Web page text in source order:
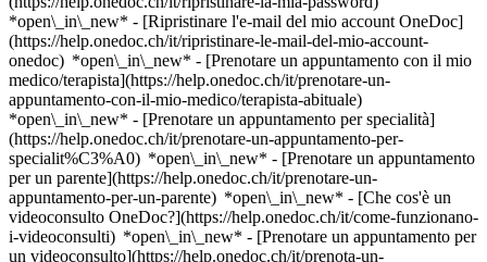
*open\_in\_new* - [Ripristinare l'e-mail del mio account OneDoc]
(https://help.onedoc.ch/it/ripristinare-le-mail-del-mio-account-
onedoc) *open\_in\_new* - [Prenotare un appuntamento con il mio
medico/terapista](https://help.onedoc.ch/it/prenotare-un-
appuntamento-con-il-mio-medico/terapista-abituale)
*open\_in\_new* - [Prenotare un appuntamento per specialità]
(https://help.onedoc.ch/it/prenotare-un-appuntamento-per-
specialit%C3%A0) *open\_in\_new* - [Prenotare un appuntamento
per un parente](https://help.onedoc.ch/it/prenotare-un-
appuntamento-per-un-parente) *open\_in\_new* - [Che cos'è un
videoconsulto OneDoc?](https://help.onedoc.ch/it/come-funzionano-
i-videoconsulti) *open\_in\_new* - [Prenotare un appuntamento per
un videoconsulto](https://help.onedoc.ch/it/prenota-un-